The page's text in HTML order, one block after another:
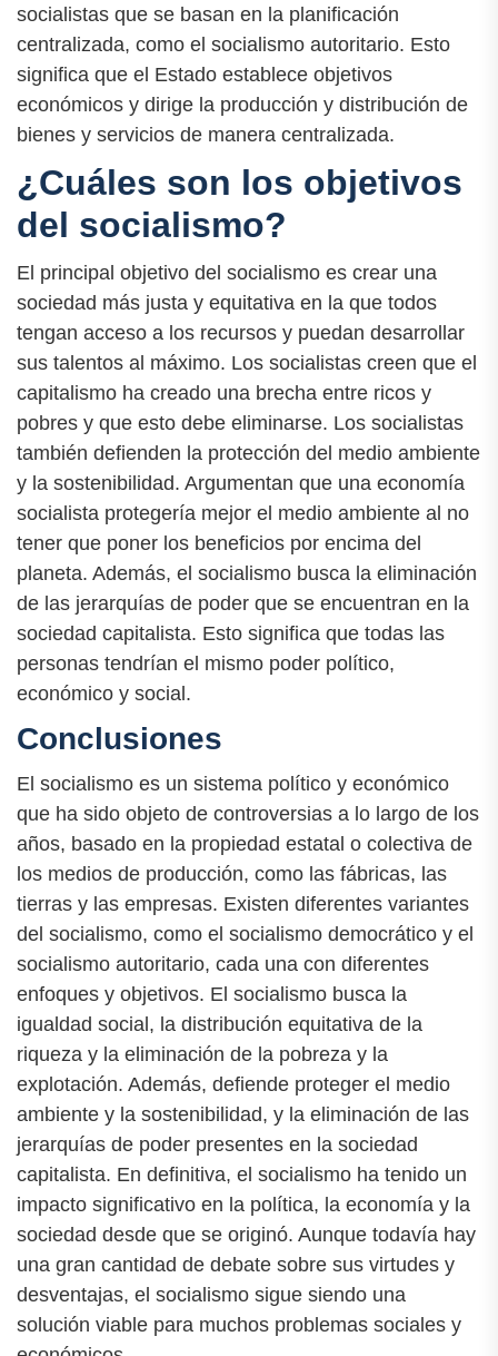
socialistas que se basan en la planificación
centralizada, como el socialismo autoritario. Esto
significa que el Estado establece objetivos
económicos y dirige la producción y distribución de
bienes y servicios de manera centralizada.
¿Cuáles son los objetivos
del socialismo?
El principal objetivo del socialismo es crear una
sociedad más justa y equitativa en la que todos
tengan acceso a los recursos y puedan desarrollar
sus talentos al máximo. Los socialistas creen que el
capitalismo ha creado una brecha entre ricos y
pobres y que esto debe eliminarse. Los socialistas
también defienden la protección del medio ambiente
y la sostenibilidad. Argumentan que una economía
socialista protegería mejor el medio ambiente al no
tener que poner los beneficios por encima del
planeta. Además, el socialismo busca la eliminación
de las jerarquías de poder que se encuentran en la
sociedad capitalista. Esto significa que todas las
personas tendrían el mismo poder político,
económico y social.
Conclusiones
El socialismo es un sistema político y económico
que ha sido objeto de controversias a lo largo de los
años, basado en la propiedad estatal o colectiva de
los medios de producción, como las fábricas, las
tierras y las empresas. Existen diferentes variantes
del socialismo, como el socialismo democrático y el
socialismo autoritario, cada una con diferentes
enfoques y objetivos. El socialismo busca la
igualdad social, la distribución equitativa de la
riqueza y la eliminación de la pobreza y la
explotación. Además, defiende proteger el medio
ambiente y la sostenibilidad, y la eliminación de las
jerarquías de poder presentes en la sociedad
capitalista. En definitiva, el socialismo ha tenido un
impacto significativo en la política, la economía y la
sociedad desde que se originó. Aunque todavía hay
una gran cantidad de debate sobre sus virtudes y
desventajas, el socialismo sigue siendo una
solución viable para muchos problemas sociales y